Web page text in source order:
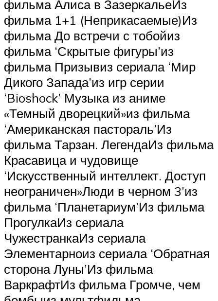
фильма Алиса в ЗазеркальеИз
фильма 1+1 (Неприкасаемые)Из
фильма До встречи с тобойиз
фильма ‘Скрытые фигуры’из
фильма Призывиз сериала ‘Мир
Дикого Запада’из игр серии
‘Bioshock’ Музыка из аниме
«Темный дворецкий»из фильма
‘Американская пастораль’Из
фильма Тарзан. ЛегендаИз фильма
Красавица и чудовище
‘Искусственный интеллект. Доступ
неограничен»Люди в черном 3’из
фильма ‘Планетариум’Из фильма
ПрогулкаИз сериала
ЧужестранкаИз сериала
Элементарноиз сериала ‘Обратная
сторона Луны’Из фильма
ВаркрафтИз фильма Громче, чем